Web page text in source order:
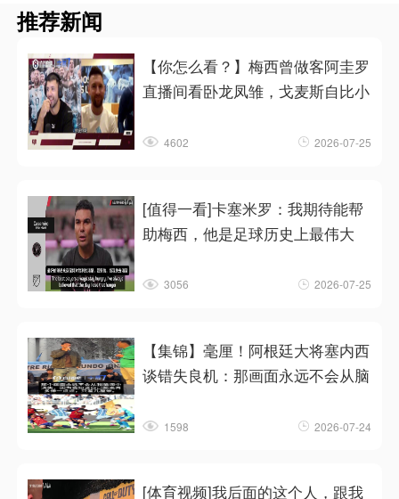
推荐新闻
【你怎么看？】梅西曾做客阿圭罗
直播间看卧龙凤雏，戈麦斯自比小
4602 2026-07-25
[值得一看]卡塞米罗：我期待能帮
助梅西，他是足球历史上最伟大
3056 2026-07-25
【集锦】毫厘！阿根廷大将塞内西
谈错失良机：那画面永远不会从脑
1598 2026-07-24
[体育视频]我后面的这个人，跟我